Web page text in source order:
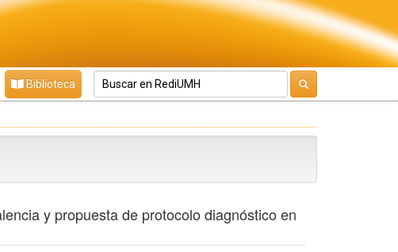
Biblioteca
y propuesta de protocolo diagnóstico en